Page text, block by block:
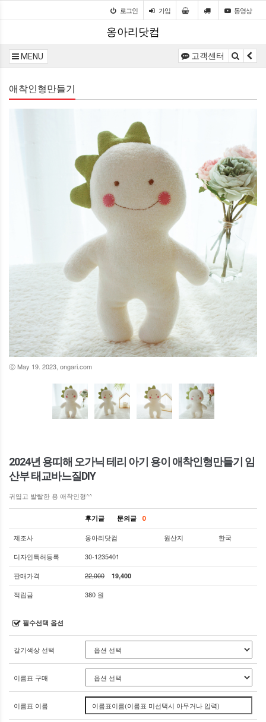
로그인 가입 동영상
옹아리닷컴
MENU 고객센터
애착인형만들기
ⓒ May 19. 2023, ongari.com
2024년 용띠해 오가닉 테리 아기 용이 애착인형만들기 임
산부 태교바느질DIY
귀엽고 발랄한 용 애착인형^^
후기글 문의글 0
제조사 옹아리닷컴 원산지
한국
디자인특허등록
30-1235401
판매가격
22,000 19,400
적립금 380 원
필수선택 옵션
갈기색상 선택
이름표 구매
이름표 이름